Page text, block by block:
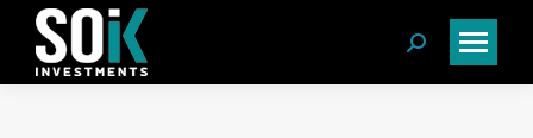
Search: